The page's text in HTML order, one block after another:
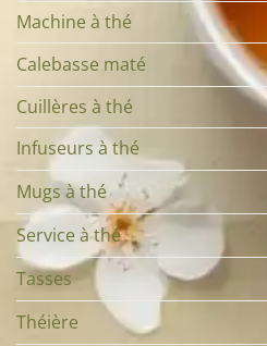
Machine à thé
Calebasse maté
Cuillères à thé
Infuseurs à thé
Mugs à thé
Service à thé
Tasses
Théière